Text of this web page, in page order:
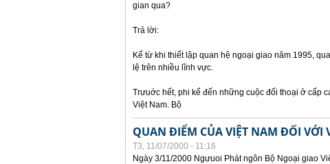
gian qua?
Trả lời:
Kể từ khi thiết lập quan hệ ngoại giao năm 1995,
lệ trên nhiều lĩnh vực.
Trưuớc hết, phi kể đến những cuộc đối thoại ở cấp
Việt Nam. Bộ
QUAN ĐIỂM CỦA VIỆT NAM ĐỐI VỚI
T3, 11/07/2000 - 11:16
Ngày 3/11/2000 Ngưuoi Phát ngôn Bộ Ngoại giao